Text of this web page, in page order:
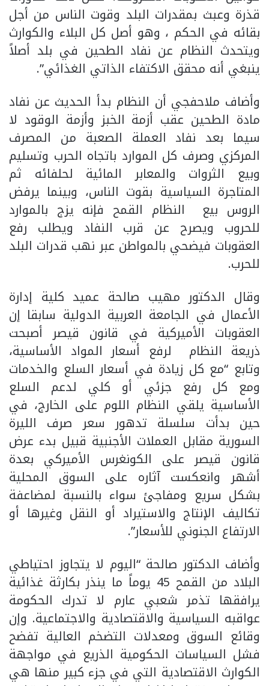
قذرة وعبث بمقدرات البلد وقوت الناس من أجل
بقائه في الحكم ، وهو أصل كل البلاء والكوارث
ويتحدث النظام عن نفاد الطحين في بلد أصلاً
ينبغي أنه محقق الاكتفاء الذاتي الغذائي”.
وأضاف ملاحفجي أن النظام بدأ الحديث عن نفاد
مادة الطحين عقب أزمة الخبز وأزمة الوقود لا
سيما بعد نفاد العملة الصعبة من المصرف
المركزي وصرف كل الموارد باتجاه الحرب وتسليم
وبيع الثروات والمعابر المائية لحلفائه ثم
المتاجرة السياسية بقوت الناس، وبينما يرفض
الروس بيع النظام القمح فإنه يزج بالموارد
للحروب ويصرح عن قرب النفاد ويطلب رفع
العقوبات فيضحي بالمواطن عبر نهب قدرات البلد
للحرب.
وقال الدكتور مهيب صالحة عميد كلية إدارة
الأعمال في الجامعة العربية الدولية سابقا إن
العقوبات الأميركية في قانون قيصر أصبحت
ذريعة النظام لرفع أسعار المواد الأساسية،
وتابع “مع كل زيادة في أسعار السلع والخدمات
ومع كل رفع جزئي أو كلي لدعم السلع
الأساسية يلقي النظام اللوم على الخارج، في
حين بدأت سلسلة تدهور سعر صرف الليرة
السورية مقابل العملات الأجنبية قبيل بدء عرض
قانون قيصر على الكونغرس الأميركي بعدة
أشهر وانعكست آثاره على السوق المحلية
بشكل سريع ومفاجئ سواء بالنسبة لمضاعفة
تكاليف الإنتاج والاستيراد أو النقل وغيرها أو
الارتفاع الجنوني للأسعار”.
وأضاف الدكتور صالحة “اليوم لا يتجاوز احتياطي
البلاد من القمح 45 يوماً ما ينذر بكارثة غذائية
يرافقها تذمر شعبي عارم لا تدرك الحكومة
عواقبه السياسية والاقتصادية والاجتماعية. وإن
وقائع السوق ومعدلات التضخم العالية تفضح
فشل السياسات الحكومية الذريع في مواجهة
الكوارث الاقتصادية التي في جزء كبير منها هي